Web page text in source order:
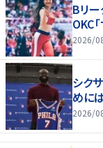
Bリ
OKC
2026/
シク
めに
2026/